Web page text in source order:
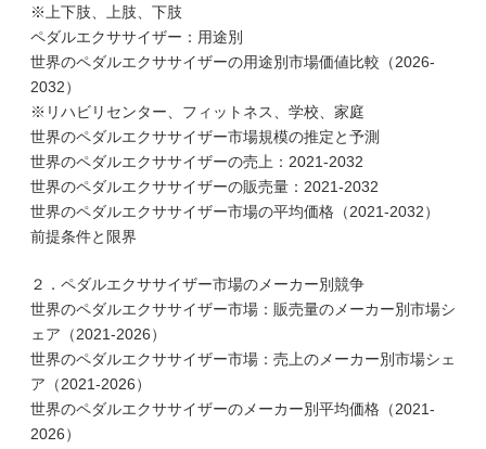
※上下肢、上肢、下肢
ペダルエクササイザー：用途別
世界のペダルエクササイザーの用途別市場価値比較（2026-
2032）
※リハビリセンター、フィットネス、学校、家庭
世界のペダルエクササイザー市場規模の推定と予測
世界のペダルエクササイザーの売上：2021-2032
世界のペダルエクササイザーの販売量：2021-2032
世界のペダルエクササイザー市場の平均価格（2021-2032）
前提条件と限界
２．ペダルエクササイザー市場のメーカー別競争
世界のペダルエクササイザー市場：販売量のメーカー別市場シ
ェア（2021-2026）
世界のペダルエクササイザー市場：売上のメーカー別市場シェ
ア（2021-2026）
世界のペダルエクササイザーのメーカー別平均価格（2021-
2026）